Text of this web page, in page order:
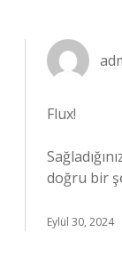
Flux!
doğru bir
Eylül 30, 2024